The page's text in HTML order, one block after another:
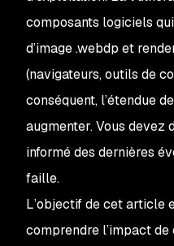
composants logiciels
d’image .webdp et
(navigateurs, outils de
conséquent, l’étendue
augmenter. Vous devez
informé des dernières
faille.
L’objectif de cet article
comprendre l’impact